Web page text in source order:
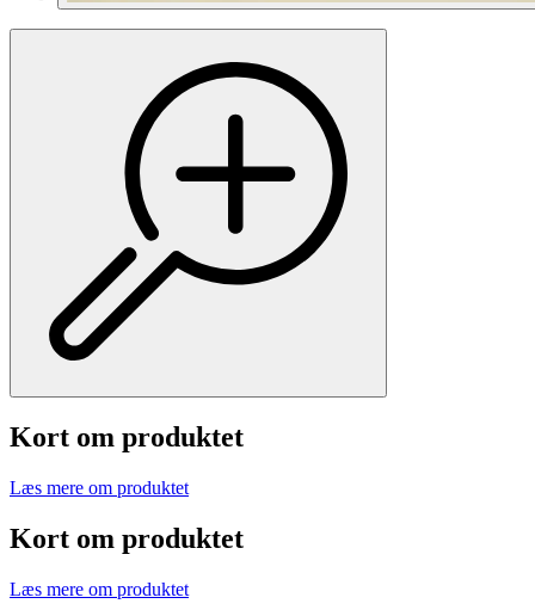
Kort om produktet
Læs mere om produktet
Kort om produktet
Læs mere om produktet